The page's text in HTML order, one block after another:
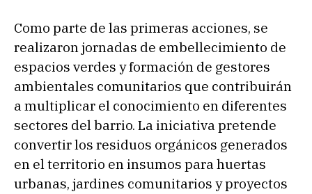
Como parte de las primeras acciones, se
realizaron jornadas de embellecimiento de
espacios verdes y formación de gestores
ambientales comunitarios que contribuirán
a multiplicar el conocimiento en diferentes
sectores del barrio. La iniciativa pretende
convertir los residuos orgánicos generados
en el territorio en insumos para huertas
urbanas, jardines comunitarios y proyectos